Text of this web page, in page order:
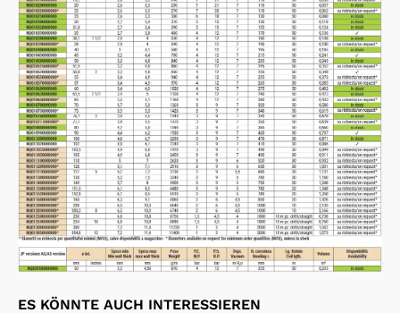
ES KÖNNTE AUCH INTERESSIEREN